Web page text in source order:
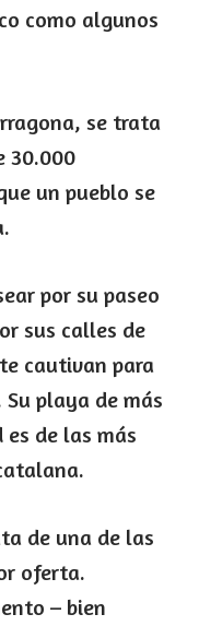
como algunos
se trata
30.000
un pueblo se
por su paseo
sus calles de
cautivan para
playa de más
de las más
de una de las
oferta.
– bien